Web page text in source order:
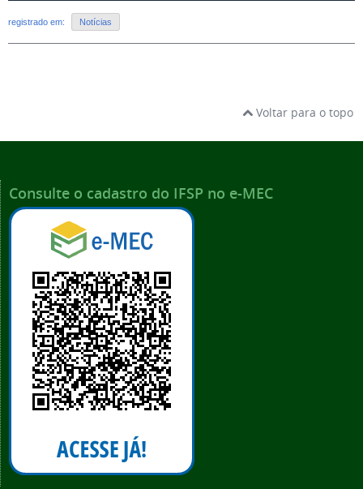
registrado em: Notícias
Voltar para o topo
Consulte o cadastro do IFSP no e-MEC